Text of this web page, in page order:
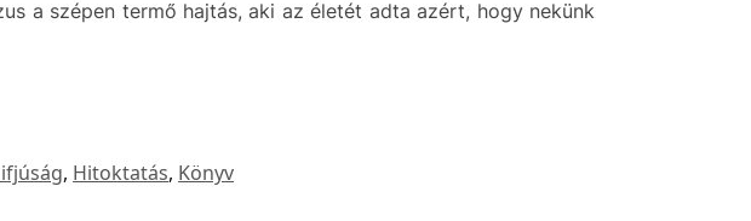
a szépen termő hajtás, aki az életét adta azért, hogy nekünk
, Hitoktatás, Könyv